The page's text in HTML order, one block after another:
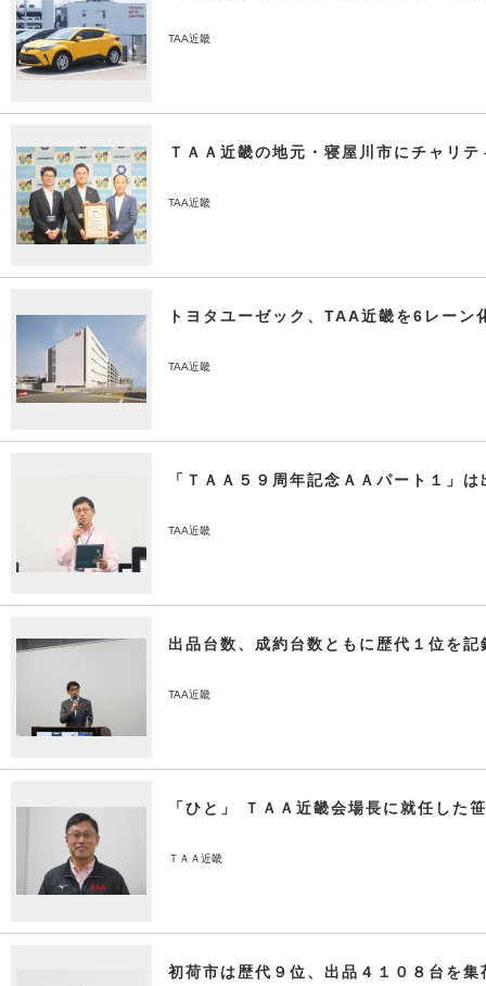
TAA近畿
ＴＡＡ近畿の地元・寝屋川市にチャリテ
TAA近畿
トヨタユーゼック、TAA近畿を6レーン
TAA近畿
「ＴＡＡ５９周年記念ＡＡパート１」
TAA近畿
出品台数、成約台数ともに歴代１位を記
TAA近畿
「ひと」 ＴＡＡ近畿会場長に就任した
ＴＡＡ近畿
初荷市は歴代９位、出品４１０８台を集